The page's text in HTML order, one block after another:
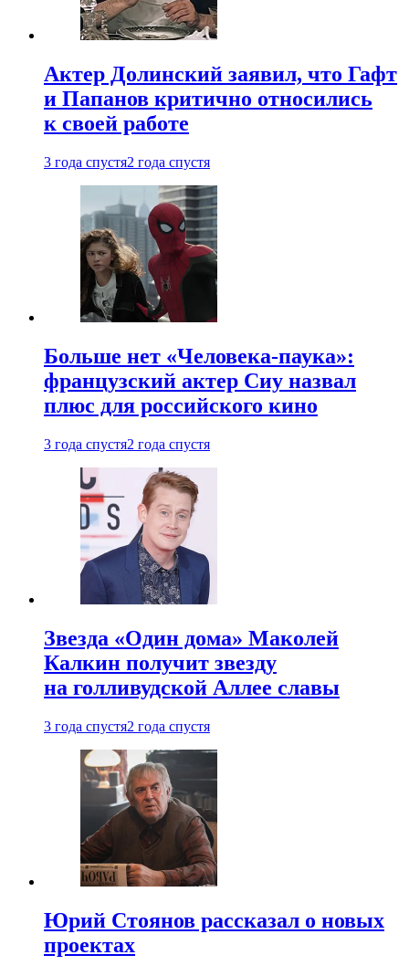
Актер Долинский заявил, что Гафт
и Папанов критично относились
к своей работе
3 года спустя2 года спустя
Больше нет «Человека-паука»:
французский актер Сиу назвал
плюс для российского кино
3 года спустя2 года спустя
Звезда «Один дома» Маколей
Калкин получит звезду
на голливудской Аллее славы
3 года спустя2 года спустя
Юрий Стоянов рассказал о новых
проектах